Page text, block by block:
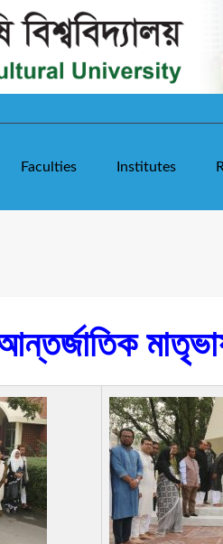
Faculties Institutes